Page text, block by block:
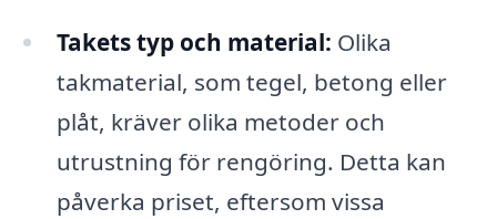
Takets typ och material: Olika
takmaterial, som tegel, betong eller
plåt, kräver olika metoder och
utrustning för rengöring. Detta kan
påverka priset, eftersom vissa